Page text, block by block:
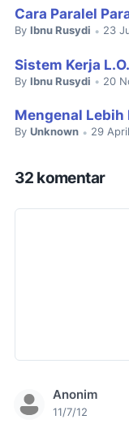
Cara Paralel
By Ibnu Rusydi • 23
Sistem Kerja
By Ibnu Rusydi • 20
Mengenal Lebih
By Unknown • 29
32 komentar
Anonim
11/7/12